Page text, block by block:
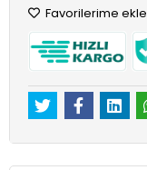
Favorilerime ekle